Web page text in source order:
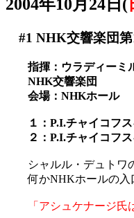
2004年10月24日(
#1 NHK交響楽団
指揮：ウラディーミ
NHK交響楽団
会場：NHKホール
１：P.I.チャイコフ
２：P.I.チャイコフ
シャルル・デュトワ
何かNHKホールの入
「アシュケナージ